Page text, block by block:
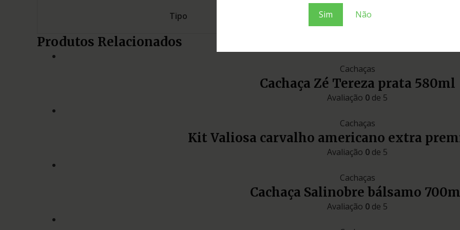
Sim Não
Tipo
ouro
Produtos Relacionados
Cachaças
Cachaça Zé Tereza prata 580ml
Avaliação 0 de 5
Cachaças
Kit Valiosa carvalho americano extra
Avaliação 0 de 5
Cachaças
Cachaça Salinobre bálsamo
Avaliação 0 de 5